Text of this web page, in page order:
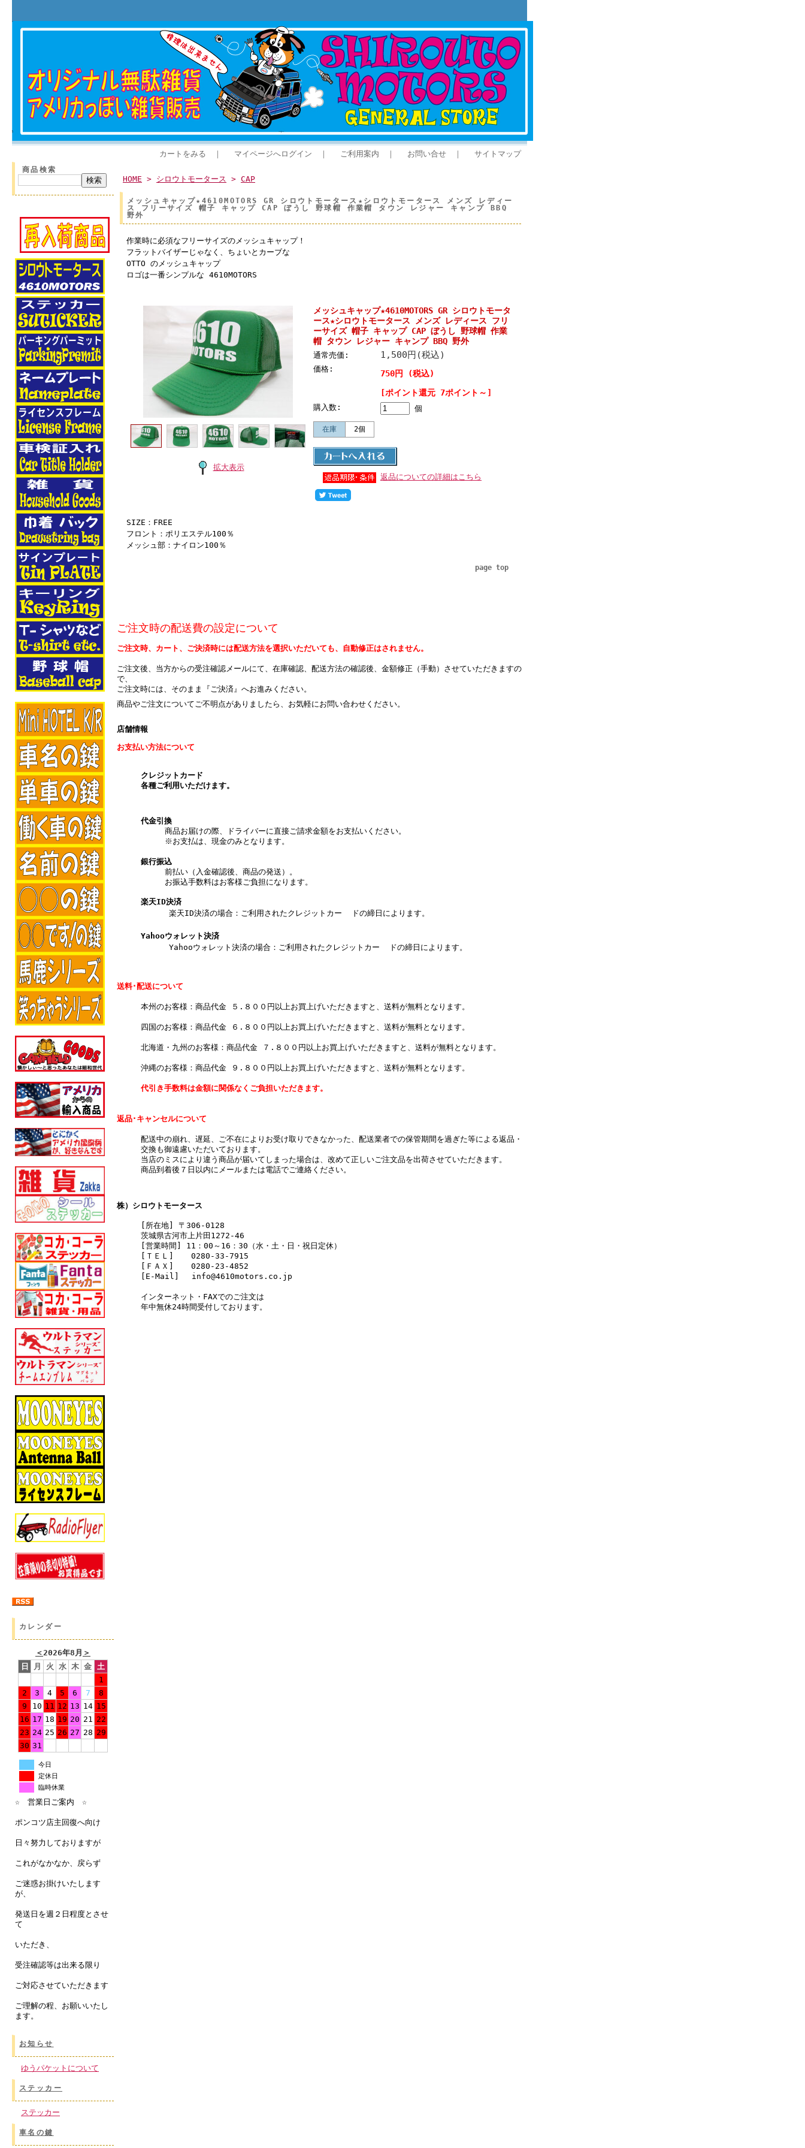
カートをみる ｜ マイページへログイン ｜ ご利用案内 ｜ お問い合せ ｜ サイトマップ
商品検索
カレンダー
＜2026年8月 ＞
日
月 火 水 木 金 土
1
2
3 4 5 6 7
8
9
10 11 12 13 14 15
16 17 18 19 20 21 22
23 24 25 26 27 28 29
30 31
今日
定休日
臨時休業
☆ 営業日ご案内 ☆
ポンコツ店主回復へ向け
日々努力しておりますが
これがなかなか、戻らず
ご迷惑お掛けいたします
が、
発送日を週２日程度とさせ
て
いただき、
受注確認等は出来る限り
ご対応させていただきます
ご理解の程、お願いいたし
ます。
お知らせ
ゆうパケットについて
ステッカー
ステッカー
車名の鍵
HOME > シロウトモータース > CAP
メッシュキャップ★4610MOTORS GR シロウトモータース★シロウトモータース メンズ レディー
ス フリーサイズ 帽子 キャップ CAP ぼうし 野球帽 作業帽 タウン レジャー キャンプ BBQ
野外
作業時に必須なフリーサイズのメッシュキャップ！
フラットバイザーじゃなく、ちょいとカーブな
OTTO のメッシュキャップ
ロゴは一番シンプルな 4610MOTORS
拡大表示
メッシュキャップ★4610MOTORS GR シロウトモータ
ース★シロウトモータース メンズ レディース フリ
ーサイズ 帽子 キャップ CAP ぼうし 野球帽 作業
帽 タウン レジャー キャンプ BBQ 野外
通常売価: 1,500円(税込)
価格:
750円 (税込)
[ポイント還元 7ポイント～]
購入数: 個
在庫 2個
返品についての詳細はこちら
SIZE：FREE
フロント：ポリエステル100％
メッシュ部：ナイロン100％
page top
ご注文時の配送費の設定について
ご注文時、カート、ご決済時には配送方法を選択いただいても、自動修正はされません。
ご注文後、当方からの受注確認メールにて、在庫確認、配送方法の確認後、金額修正（手動）させていただきますの
で、
ご注文時には、そのまま『ご決済』へお進みください。
商品やご注文についてご不明点がありましたら、お気軽にお問い合わせください。
店舗情報
お支払い方法について
クレジットカード
各種ご利用いただけます。
代金引換
商品お届けの際、ドライバーに直接ご請求金額をお支払いください。
※お支払は、現金のみとなります。
銀行振込
前払い（入金確認後、商品の発送）。
お振込手数料はお客様ご負担になります。
楽天ID決済
楽天ID決済の場合：ご利用されたクレジットカー ドの締日によります。
Yahooウォレット決済
Yahooウォレット決済の場合：ご利用されたクレジットカー ドの締日によります。
送料･配送について
本州のお客様：商品代金 ５.８００円以上お買上げいただきますと、送料が無料となります。
四国のお客様：商品代金 ６.８００円以上お買上げいただきますと、送料が無料となります。
北海道・九州のお客様：商品代金 ７.８００円以上お買上げいただきますと、送料が無料となります。
沖縄のお客様：商品代金 ９.８００円以上お買上げいただきますと、送料が無料となります。
代引き手数料は金額に関係なくご負担いただきます。
返品･キャンセルについて
配送中の崩れ、遅延、ご不在によりお受け取りできなかった、配送業者での保管期間を過ぎた等による返品・
交換も御遠慮いただいております。
当店のミスにより違う商品が届いてしまった場合は、改めて正しいご注文品を出荷させていただきます。
商品到着後７日以内にメールまたは電話でご連絡ください。
株）シロウトモータース
[所在地] 〒306-0128
茨城県古河市上片田1272-46
[営業時間] 11：00～16：30（水・土・日・祝日定休）
[ＴＥＬ] 0280-33-7915
[ＦＡＸ] 0280-23-4852
[E-Mail] info@4610motors.co.jp
インターネット・FAXでのご注文は
年中無休24時間受付しております。